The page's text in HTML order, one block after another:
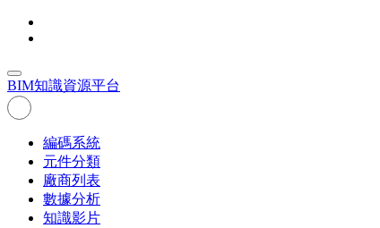
BIM知識資源平台
編碼系統
元件分類
廠商列表
數據分析
知識影片